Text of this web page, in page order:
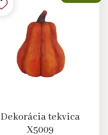
Dekorácia tekvica
X5009